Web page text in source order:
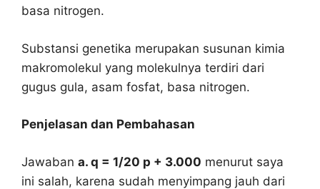
basa nitrogen.
Substansi genetika merupakan susunan kimia
makromolekul yang molekulnya terdiri dari
gugus gula, asam fosfat, basa nitrogen.
Penjelasan dan Pembahasan
Jawaban a. q = 1/20 p + 3.000 menurut saya
ini salah, karena sudah menyimpang jauh dari